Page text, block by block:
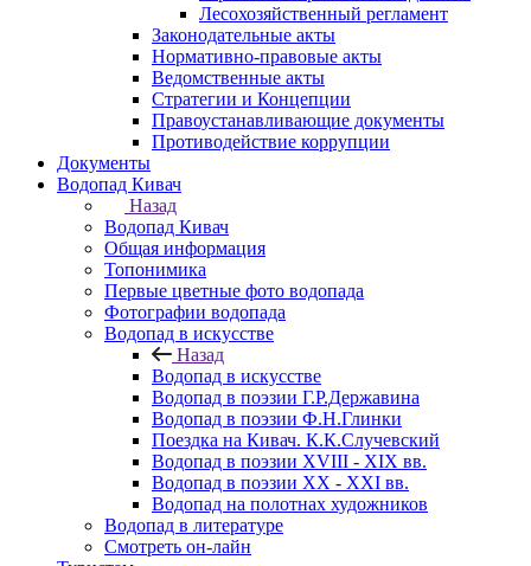
Лесохозяйственный регламент
Законодательные акты
Нормативно-правовые акты
Ведомственные акты
Стратегии и Концепции
Правоустанавливающие документы
Противодействие коррупции
Документы
Водопад Кивач
Назад
Водопад Кивач
Общая информация
Топонимика
Первые цветные фото водопада
Фотографии водопада
Водопад в искусстве
Назад
Водопад в искусстве
Водопад в поэзии Г.Р.Державина
Водопад в поэзии Ф.Н.Глинки
Поездка на Кивач. К.К.Случевский
Водопад в поэзии XVIII - XIX вв.
Водопад в поэзии XX - XXI вв.
Водопад на полотнах художников
Водопад в литературе
Смотреть он-лайн